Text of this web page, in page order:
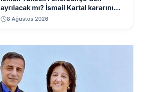
ayrılacak mı? İsmail Kartal kararını
iletti8 Ağustos 2026